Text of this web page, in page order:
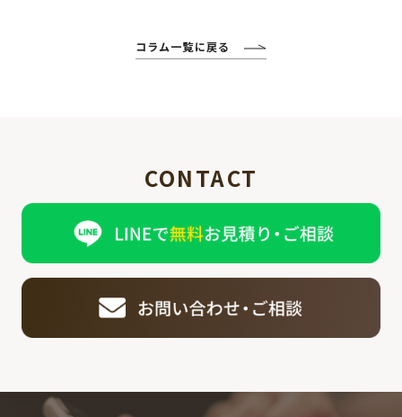
コラム一覧に戻る
CONTACT